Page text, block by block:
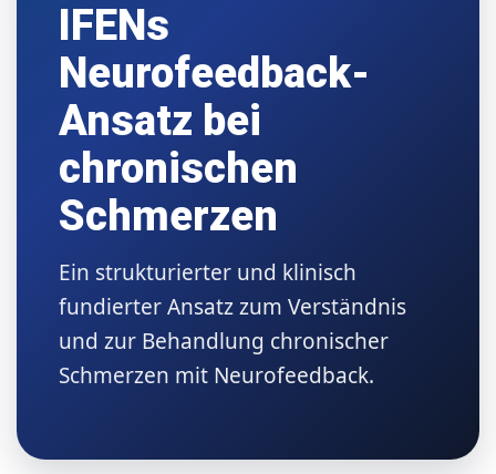
IFENs
Neurofeedback-
Ansatz bei
chronischen
Schmerzen
Ein strukturierter und klinisch
fundierter Ansatz zum Verständnis
und zur Behandlung chronischer
Schmerzen mit Neurofeedback.